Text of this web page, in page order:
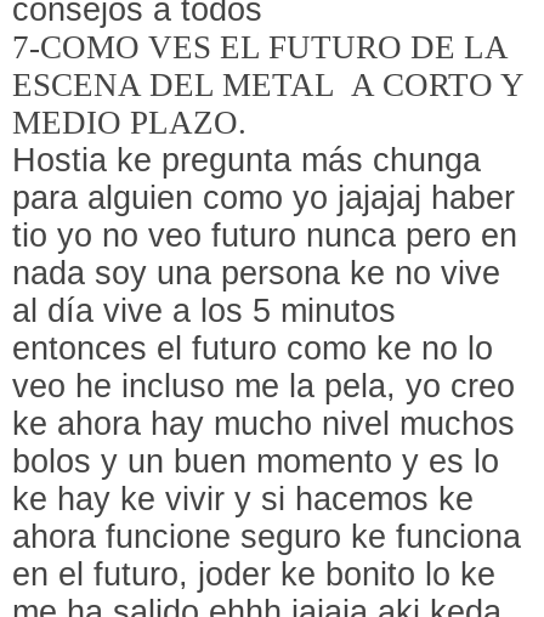
consejos a todos
7-COMO VES EL FUTURO DE LA
ESCENA DEL METAL A CORTO Y
MEDIO PLAZO.
Hostia ke pregunta más chunga
para alguien como yo jajajaj haber
tio yo no veo futuro nunca pero en
nada soy una persona ke no vive
al día vive a los 5 minutos
entonces el futuro como ke no lo
veo he incluso me la pela, yo creo
ke ahora hay mucho nivel muchos
bolos y un buen momento y es lo
ke hay ke vivir y si hacemos ke
ahora funcione seguro ke funciona
en el futuro, joder ke bonito lo ke